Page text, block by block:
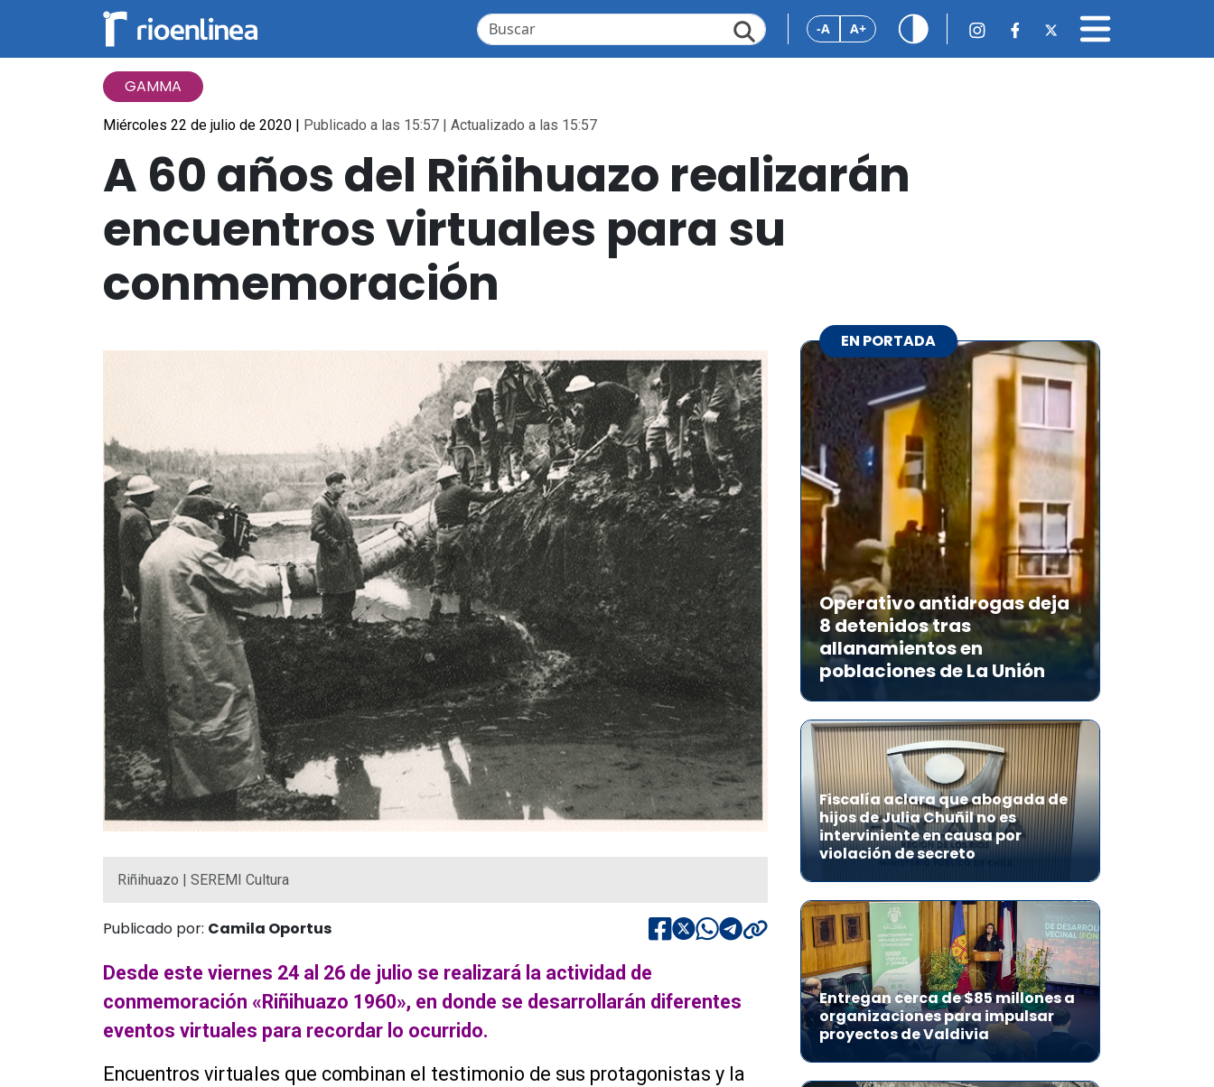
-A A+
GAMMA
Miércoles 22 de julio de 2020 | Publicado a las 15:57 | Actualizado a las 15:57
A 60 años del Riñihuazo realizarán
encuentros virtuales para su
conmemoración
Riñihuazo | SEREMI Cultura
Publicado por: Camila Oportus
Desde este viernes 24 al 26 de julio se realizará la actividad de
conmemoración «Riñihuazo 1960», en donde se desarrollarán diferentes
eventos virtuales para recordar lo ocurrido.
Encuentros virtuales que combinan el testimonio de sus protagonistas y la
EN PORTADA
Operativo antidrogas deja
8 detenidos tras
allanamientos en
poblaciones de La Unión
Fiscalía aclara que abogada de
hijos de Julia Chuñil no es
interviniente en causa por
violación de secreto
Entregan cerca de $85 millones a
organizaciones para impulsar
proyectos de Valdivia